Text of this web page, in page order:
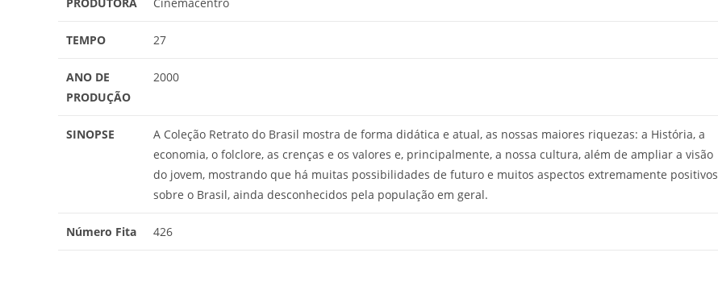
TEMPO 27
ANO DE
PRODUÇÃO
2000
SINOPSE
A Coleção Retrato do Brasil mostra de forma didática e atual, as nossas maiores riquezas: a História, a
economia, o folclore, as crenças e os valores e, principalmente, a nossa cultura, além de ampliar a visão
do jovem, mostrando que há muitas possibilidades de futuro e muitos aspectos extremamente positivos
sobre o Brasil, ainda desconhecidos pela população em geral.
Número Fita 426